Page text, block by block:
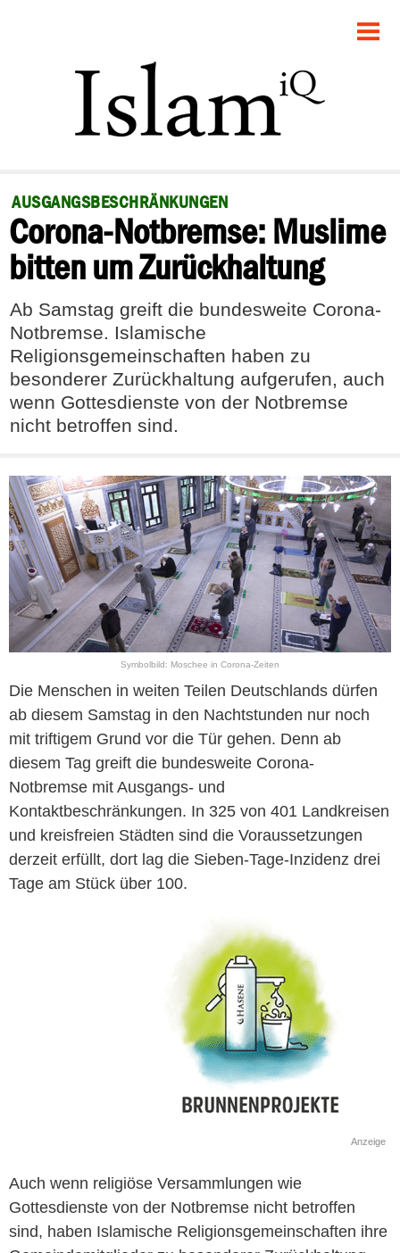
POLITIK
GESELLSCHAFT
RECHT
FEUILLETON
DEBATTE
AUSGANGSBESCHRÄNKUNGEN
Corona-Notbremse: Muslime
bitten um Zurückhaltung
Ab Samstag greift die bundesweite Corona-
Notbremse. Islamische
Religionsgemeinschaften haben zu
besonderer Zurückhaltung aufgerufen, auch
wenn Gottesdienste von der Notbremse
nicht betroffen sind.
Symbolbild: Moschee in Corona-Zeiten
Die Menschen in weiten Teilen Deutschlands dürfen
ab diesem Samstag in den Nachtstunden nur noch
mit triftigem Grund vor die Tür gehen. Denn ab
diesem Tag greift die bundesweite Corona-
Notbremse mit Ausgangs- und
Kontaktbeschränkungen. In 325 von 401 Landkreisen
und kreisfreien Städten sind die Voraussetzungen
derzeit erfüllt, dort lag die Sieben-Tage-Inzidenz drei
Tage am Stück über 100.
Anzeige
Auch wenn religiöse Versammlungen wie
Gottesdienste von der Notbremse nicht betroffen
sind, haben Islamische Religionsgemeinschaften ihre